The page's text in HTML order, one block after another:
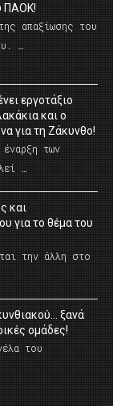
ΠΑΟΚ!
απαξίωσης του
…
εργοτάξιο
και ο
για τη Ζάκυνθο!
των
…
και
για το θέμα του
την άλλη στο
ξανά
ομάδες!
του